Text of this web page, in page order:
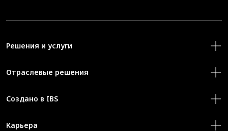
Решения и услуги
Отраслевые решения
Создано в IBS
Карьера